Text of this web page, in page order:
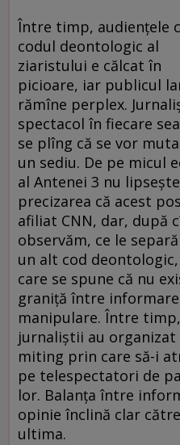
Între timp, audiențele
codul deontologic al
ziaristului e călcat în
picioare, iar publicul
rămîne perplex.
spectacol în fiecare
se plîng că se vor
un sediu. De pe micul
al Antenei 3 nu
precizarea că acest
afiliat CNN, dar, după
observăm, ce le
un alt cod
care se spune că nu
graniță între
manipulare. Între timp,
jurnaliștii au organizat
miting prin care să-i
pe telespectatori de
lor. Balanța între
opinie înclină clar către
ultima.